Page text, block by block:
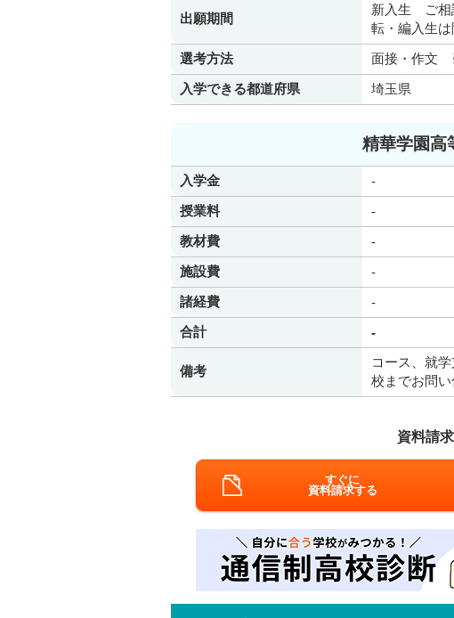
出願期間
新入生 ご
転・編入生
選考方法
面接・作文
入学できる都道府県
埼玉県
精華学園
入学金
-
授業料
-
教材費
-
施設費
-
諸経費
-
合計
-
備考
コース、就
校までお問い
資料請
すぐに
資料請求する